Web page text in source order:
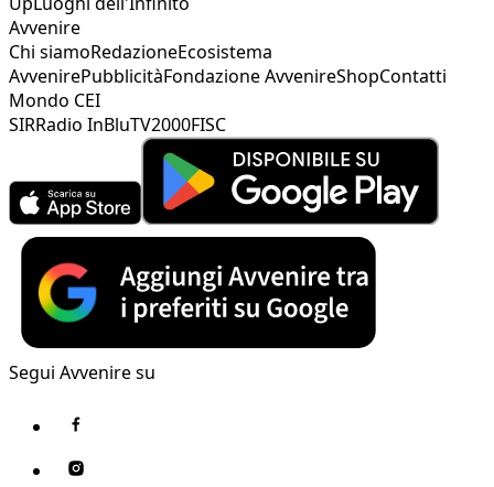
Avvenire
Chi siamoRedazioneEcosistema
AvvenirePubblicitàFondazione AvvenireShopContatti
Mondo CEI
SIRRadio InBluTV2000FISC
Segui Avvenire su